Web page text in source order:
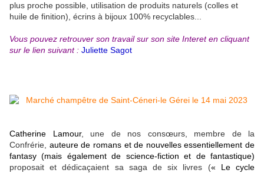
plus proche possible, utilisation de produits naturels (colles et
huile de finition), écrins à bijoux 100% recyclables...
Vous pouvez retrouver son travail sur son site Interet en cliquant
sur le lien suivant : Juliette Sagot
Catherine Lamour, une de nos consœurs, membre de la
Confrérie, auteure de romans et de nouvelles essentiellement de
fantasy (mais également de science-fiction et de fantastique)
proposait et dédicaçaient sa saga de six livres (« Le cycle